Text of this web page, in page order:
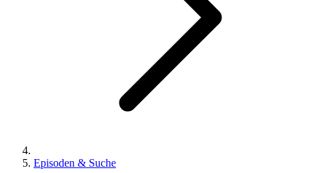
Episoden & Suche